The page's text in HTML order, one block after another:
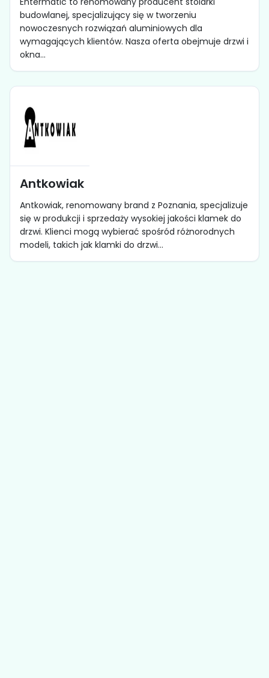
budowlanej, specjalizujący się w tworzeniu
nowoczesnych rozwiązań aluminiowych dla
wymagających klientów. Nasza oferta obejmuje drzwi i
okna...
Antkowiak
Antkowiak, renomowany brand z Poznania, specjalizuje
się w produkcji i sprzedaży wysokiej jakości klamek do
drzwi. Klienci mogą wybierać spośród różnorodnych
modeli, takich jak klamki do drzwi...